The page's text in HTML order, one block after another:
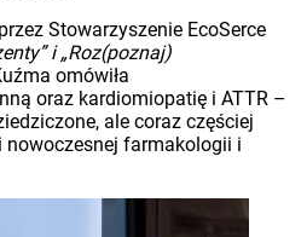
Stowarzyszenie EcoSerce
i „Roz(poznaj)
omówiła
oraz kardiomiopatię i ATTR –
ale coraz częściej
nowoczesnej farmakologii i